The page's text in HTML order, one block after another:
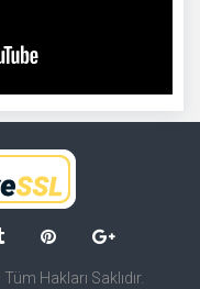
Hakları Saklıdır.